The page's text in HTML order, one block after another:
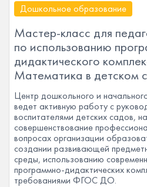
Дошкольное образование
Мастер-класс для
по использованию
дидактического
Математика в детском
Центр дошкольного и
ведет активную работу с
воспитателями детских садов,
совершенствование
вопросах организации
создании развивающей
среды, использованию
программно-дидактических
требованиями ФГОС ДО.